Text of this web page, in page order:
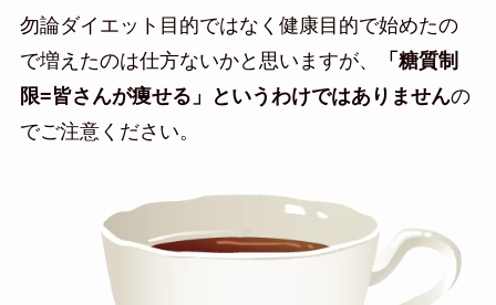
勿論ダイエット目的ではなく健康目的で始めたの
で増えたのは仕方ないかと思いますが、
「糖質制
限=皆さんが痩せる」というわけではありませんの
でご注意ください。